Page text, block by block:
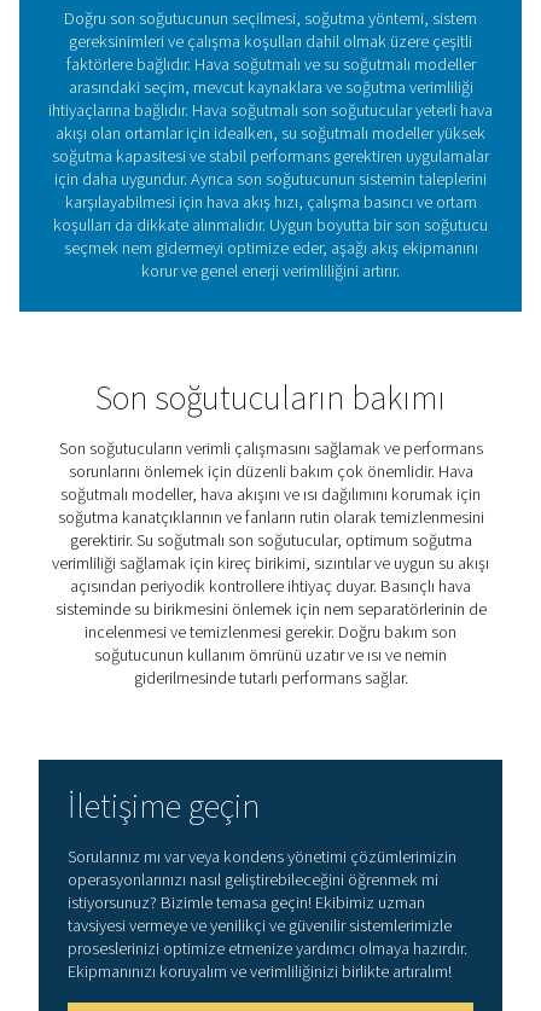
Basınçlı hava sistemlerinde
soğutucu kullanmanın
avantajları
Doğru son soğutucuya yatırım yapmak, verimli nem
güvenilirliğini artırır. Temel faydaları:
1. Basınçlı havadaki nemi azaltır
Pnömatik ekipmanda korozyona ve hasaraneden
birikimini önler.
2. Sistem verimliliğini artırır
Basınçlı havayı kurutuculara ve filtrelere girmeden önce
soğutarakperformansını ve uzun ömürlülüğünü artırır.
3. Akış yönündeki ekipmanlarını korur
Valfler, silindirler ve havalı aletlerüzerindeki aşınmayı ve
Nemden kaynaklanan kirletici oluşumu
5. Enerji kullanımını optimize eder
Doğru soğutma,hava kurutucular üzerindeki gereksiz
aza indirerek enerji tüketimini ve işletme maliyetlerini